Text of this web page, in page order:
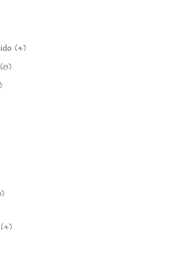
(4)
(8)